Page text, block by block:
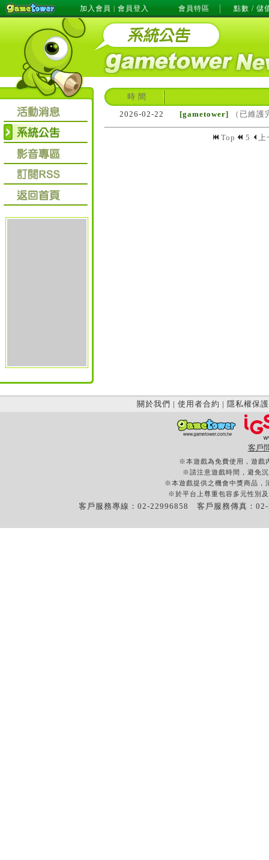
加入會員 | 會員登入 會員特區 點數 / 儲
時 間
2026-02-22
[gametower] （已維
Top 5 上
關於我們 | 使用者合約 | 隱私權保護
客戶
※本遊戲為免費使用，遊戲
※請注意遊戲時間，避免
※本遊戲提供之機會中獎商品，
※於平台上尊重包容多元性別
客戶服務專線：02-22996858 客戶服務傳真：